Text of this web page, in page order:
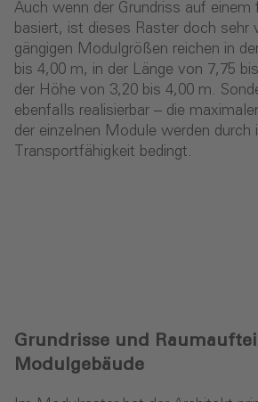
Auch wenn der Grundriss auf
basiert, ist dieses Raster doch sehr
gängigen Modulgrößen reichen in
bis 4,00 m, in der Länge von 7,75
der Höhe von 3,20 bis 4,00 m.
ebenfalls realisierbar – die
der einzelnen Module werden durch
Transportfähigkeit bedingt.
Grundrisse und
Modulgebäude